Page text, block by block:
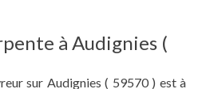
à Audignies (
sur Audignies ( 59570 ) est à